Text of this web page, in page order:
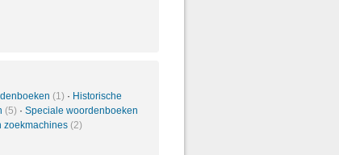
(1) · Historische
(5) · Speciale woordenboeken
zoekmachines (2)